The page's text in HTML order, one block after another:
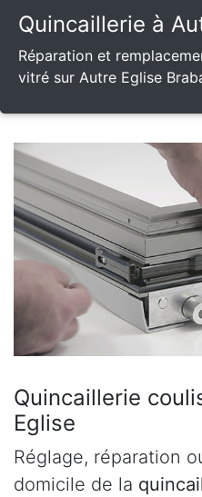
Quincaillerie à
Réparation et
vitré sur Autre Eglise
Quincaillerie
Eglise
Réglage, réparation
domicile de la